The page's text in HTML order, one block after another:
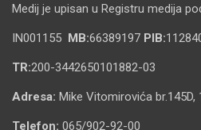
Medij je upisan u Registru medija
IN001155 MB:66389197 PIB:
TR:200-3442650101882-03
Adresa: Mike Vitomirovića br.145D,
Telefon: 065/902-92-00